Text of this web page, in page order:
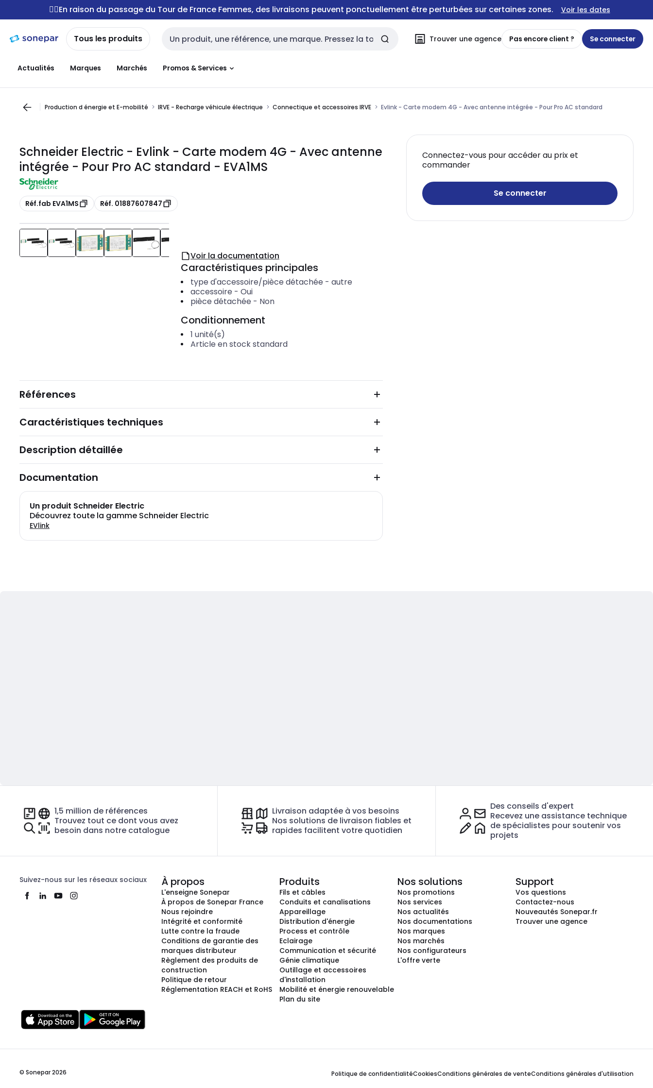
navigation
Passer
au
contenu
🚴‍♂️En raison du passage du Tour de France Femmes, des livraisons peuvent ponctuellement être perturbées sur certaines zones. Voir les dates
Tous les produits Entrée de recherche Trouver une agence Pas encore client ? Se connecter
Actualités Marques Marchés Promos & Services
Production d énergie et E-mobilité IRVE - Recharge véhicule électrique Connectique et accessoires IRVE Evlink - Carte modem 4G - Avec antenne intégrée - Pour Pro AC standard
Schneider Electric - Evlink - Carte modem 4G - Avec antenne
intégrée - Pour Pro AC standard - EVA1MS
Copie
Réf.fab EVA1MS Copie
Réf. 01887607847
Connectez-vous pour accéder au prix et
commander
Se connecter
Voir la documentation
Caractéristiques principales
type d'accessoire/pièce détachée - autre
accessoire - Oui
pièce détachée - Non
Conditionnement
1 unité(s)
Article en stock standard
Références
Caractéristiques techniques
Description détaillée
Documentation
Un produit Schneider Electric
Découvrez toute la gamme Schneider Electric
EVlink
1,5 million de références
Trouvez tout ce dont vous avez
besoin dans notre catalogue
Livraison adaptée à vos besoins
Nos solutions de livraison fiables et
rapides facilitent votre quotidien
Des conseils d'expert
Recevez une assistance technique
de spécialistes pour soutenir vos
projets
Suivez-nous sur les réseaux sociaux À propos
L'enseigne Sonepar
À propos de Sonepar France
Nous rejoindre
Intégrité et conformité
Lutte contre la fraude
Conditions de garantie des
marques distributeur
Règlement des produits de
construction
Politique de retour
Réglementation REACH et RoHS
Produits
Fils et câbles
Conduits et canalisations
Appareillage
Distribution d'énergie
Process et contrôle
Eclairage
Communication et sécurité
Génie climatique
Outillage et accessoires
d'installation
Mobilité et énergie renouvelable
Plan du site
Nos solutions
Nos promotions
Nos services
Nos actualités
Nos documentations
Nos marques
Nos marchés
Nos configurateurs
L'offre verte
Support
Vos questions
Contactez-nous
Nouveautés Sonepar.fr
Trouver une agence
© Sonepar 2026 Politique de confidentialitéCookiesConditions générales de venteConditions générales d'utilisation